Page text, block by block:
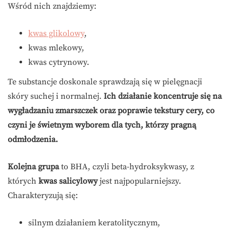
Wśród nich znajdziemy:
kwas glikolowy,
kwas mlekowy,
kwas cytrynowy.
Te substancje doskonale sprawdzają się w pielęgnacji
skóry suchej i normalnej. Ich działanie koncentruje się na
wygładzaniu zmarszczek oraz poprawie tekstury cery, co
czyni je świetnym wyborem dla tych, którzy pragną
odmłodzenia.
Kolejna grupato BHA, czyli beta-hydroksykwasy, z
których kwas salicylowyjest najpopularniejszy.
Charakteryzują się:
silnym działaniem keratolitycznym,